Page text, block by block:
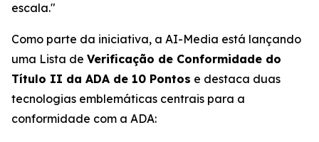
escala."
Como parte da iniciativa, a AI-Media está lançando
uma Lista de Verificação de Conformidade do
Título II da ADA de 10 Pontos e destaca duas
tecnologias emblemáticas centrais para a
conformidade com a ADA: